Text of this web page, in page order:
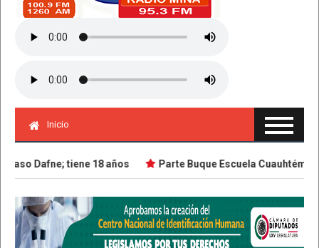
Inicio
Dafne; tiene 18 años Parte Buque Escuela Cuauhtémoc